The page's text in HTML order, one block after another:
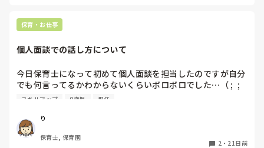
保育・お仕事
個人面談での話し方について
今日保育士になって初めて個人面談を担当したのですが自分
でも何言ってるかわからないくらいボロボロでした…（ ;  ;
）緊張で声は震えるしなんとか30分間話すことはできたので
皆さんが個人面談の時に大事にしていることや話の広げ方の
工夫などあれば教えていただきたいです♪
スキルアップ 0歳児 担任
り
保育士, 保育園
2・ 21日前